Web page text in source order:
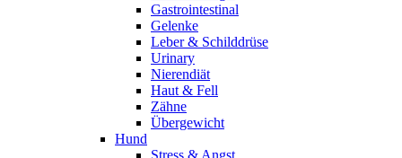
Gastrointestinal
Gelenke
Leber & Schilddrüse
Urinary
Nierendiät
Haut & Fell
Zähne
Übergewicht
Hund
Stress & Angst